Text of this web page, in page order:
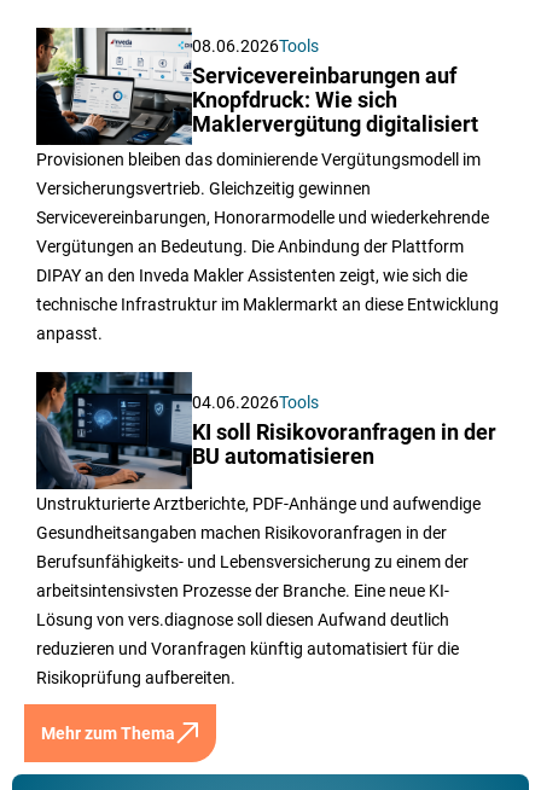
08.06.2026Tools
Servicevereinbarungen auf
Knopfdruck: Wie sich
Maklervergütung digitalisiert
Provisionen bleiben das dominierende Vergütungsmodell im
Versicherungsvertrieb. Gleichzeitig gewinnen
Servicevereinbarungen, Honorarmodelle und wiederkehrende
Vergütungen an Bedeutung. Die Anbindung der Plattform
DIPAY an den Inveda Makler Assistenten zeigt, wie sich die
technische Infrastruktur im Maklermarkt an diese Entwicklung
anpasst.
04.06.2026Tools
KI soll Risikovoranfragen in der
BU automatisieren
Unstrukturierte Arztberichte, PDF-Anhänge und aufwendige
Gesundheitsangaben machen Risikovoranfragen in der
Berufsunfähigkeits- und Lebensversicherung zu einem der
arbeitsintensivsten Prozesse der Branche. Eine neue KI-
Lösung von vers.diagnose soll diesen Aufwand deutlich
reduzieren und Voranfragen künftig automatisiert für die
Risikoprüfung aufbereiten.
Mehr zum Thema